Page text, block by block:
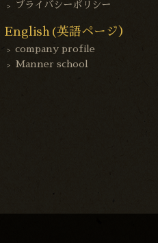
プライバシーポリシー
English(英語ページ）
company profile
Manner school